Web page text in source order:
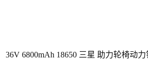
36V 6800mAh 18650 三星 助力轮椅动力